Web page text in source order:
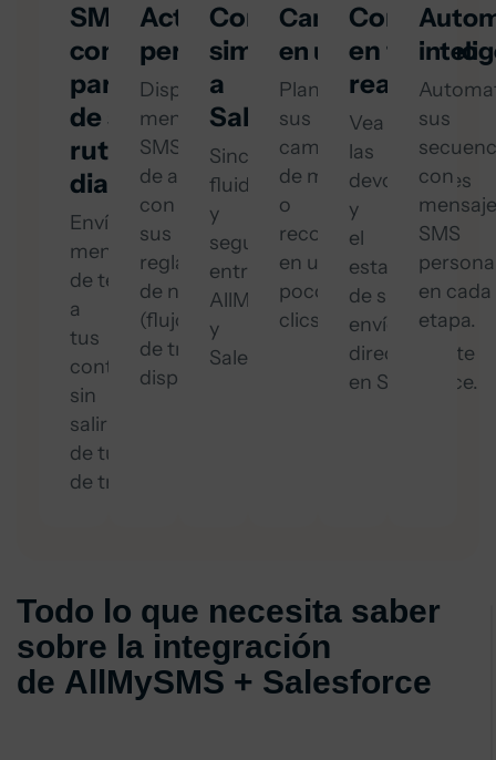
SMS
como
parte
de su
rutina
diaria
Envía
mensajes
de texto
a
tus
contactos
sin
salir
de tu entorno
de trabajo.
Activadores
personalizados
Dispare
mensajes
SMS
de acuerdo
con
sus
reglas
de negocio
(flujo
de trabajo,
disparadores).
Conexión
simplificada
a
Salesforce
Sincronización
fluida
y
segura
entre
AllMySMS
y
Salesforce.
Campañas
en un clic
Planifique
sus
campañas
de mailing
o
recordatorios
en unos
pocos
clics.
Control
en tiempo
real
Vea
las
devoluciones
y
el
estado
de sus
envíos
directamente
en Salesforce.
sus
con
SMS
en cada
etapa.
Todo lo que necesita saber
sobre la integración
de AllMySMS + Salesforce